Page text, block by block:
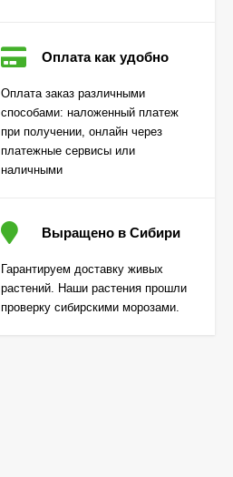
Огурец Корюшка
[Семена алтая]
450₽
310₽
колос английская
[Семена алтая]
130₽
Оплата как удобно
Оплата заказ различными
способами: наложенный платеж
при получении, онлайн через
платежные сервисы или
наличными
Выращено в Сибири
Гарантируем доставку живых
растений. Наши растения прошли
проверку сибирскими морозами.